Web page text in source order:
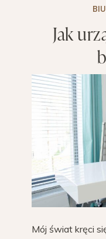
Jak
Mój świat kręci